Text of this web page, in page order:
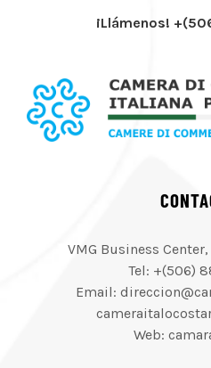
¡Llámenos!
VMG Business
Tel: +(506)
Email:
Web: